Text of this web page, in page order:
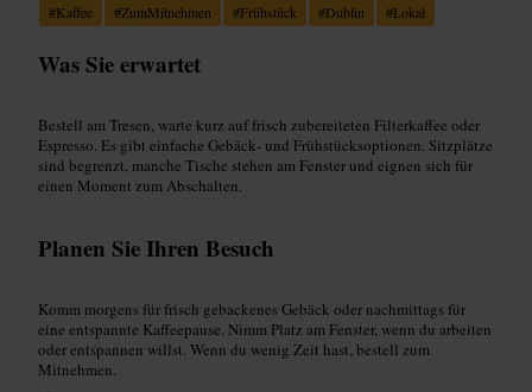
#Kaffee #ZumMitnehmen #Frühstück #Dublin #Lokal
Was Sie erwartet
Bestell am Tresen, warte kurz auf frisch zubereiteten Filterkaffee oder
Espresso. Es gibt einfache Gebäck‑ und Frühstücksoptionen. Sitzplätze
sind begrenzt, manche Tische stehen am Fenster und eignen sich für
einen Moment zum Abschalten.
Planen Sie Ihren Besuch
Komm morgens für frisch gebackenes Gebäck oder nachmittags für
eine entspannte Kaffeepause. Nimm Platz am Fenster, wenn du arbeiten
oder entspannen willst. Wenn du wenig Zeit hast, bestell zum
Mitnehmen.